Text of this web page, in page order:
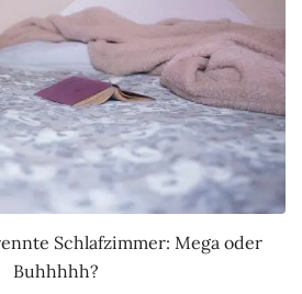
Schlafzimmer: Mega oder
Buhhhhh?